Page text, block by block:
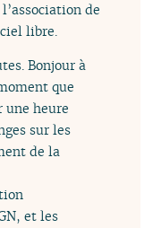
de
libre.
Bonjour à
que
une heure
sur les
de la
et les